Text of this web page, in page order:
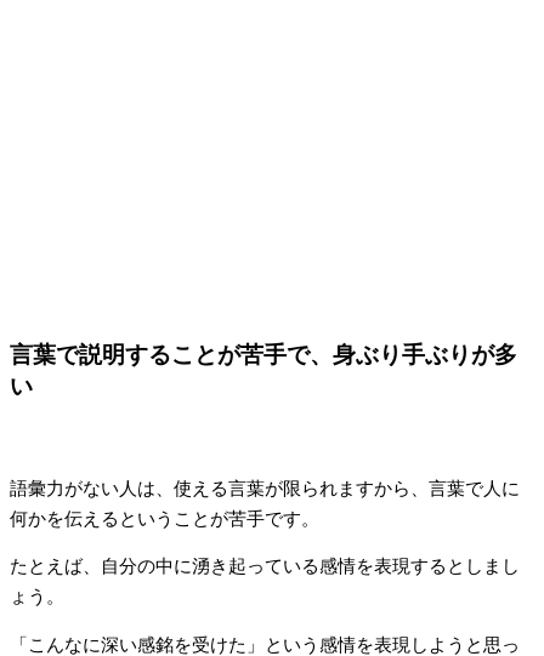
言葉で説明することが苦手で、身ぶり手ぶりが多
い
語彙力がない人は、使える言葉が限られますから、言葉で人に
何かを伝えるということが苦手です。
たとえば、自分の中に湧き起っている感情を表現するとしまし
ょう。
「こんなに深い感銘を受けた」という感情を表現しようと思っ